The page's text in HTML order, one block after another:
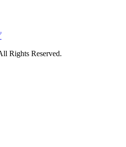
Rights Reserved.